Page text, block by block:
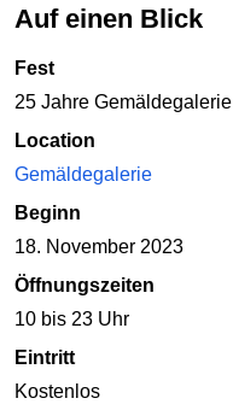
Auf einen Blick
Fest
25 Jahre Gemäldegalerie
Location
Gemäldegalerie
Beginn
18. November 2023
Öffnungszeiten
10 bis 23 Uhr
Eintritt
Kostenlos